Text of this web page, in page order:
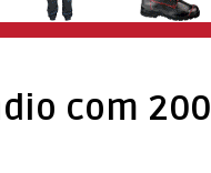
com 200